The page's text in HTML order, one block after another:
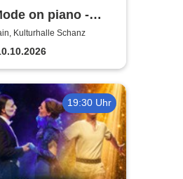
on piano -
Kulturhalle Schanz
19:30 Uhr